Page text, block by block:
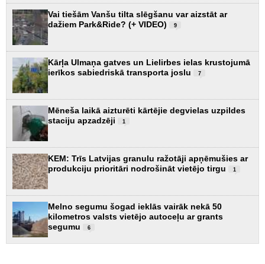
Vai tiešām Vanšu tilta slēgšanu var aizstāt ar
dažiem Park&Ride? (+ VIDEO)
9
Kārļa Ulmaņa gatves un Lielirbes ielas krustojumā
ierīkos sabiedriskā transporta joslu
7
Mēneša laikā aizturēti kārtējie degvielas uzpildes
staciju apzadzēji
1
KEM: Trīs Latvijas granulu ražotāji apņēmušies ar
produkciju prioritāri nodrošināt vietējo tirgu
1
Melno segumu šogad ieklās vairāk nekā 50
kilometros valsts vietējo autoceļu ar grants
segumu
6